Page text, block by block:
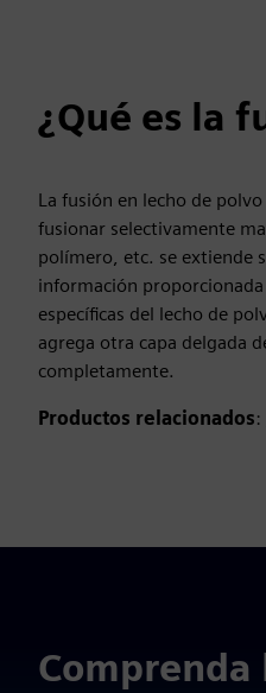
¿Qué es la
La fusión en lecho de
fusionar selectivamente
polímero, etc. se extiende
información
específicas del lecho de
agrega otra capa delgada
completamente.
Productos relacionados: